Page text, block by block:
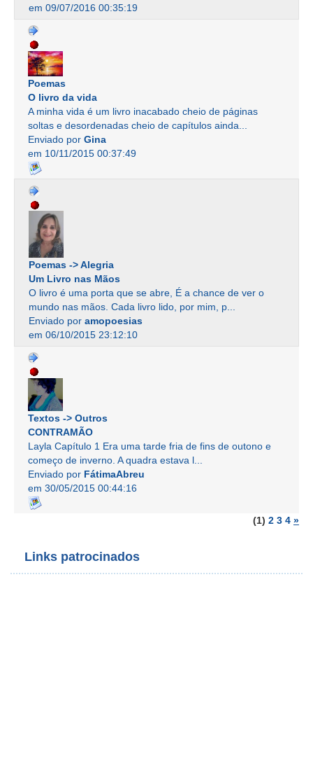
em 09/07/2016 00:35:19
Poemas
O livro da vida
A minha vida é um livro inacabado cheio de páginas
soltas e desordenadas cheio de capítulos ainda...
Enviado por Gina
em 10/11/2015 00:37:49
Poemas -> Alegria
Um Livro nas Mãos
O livro é uma porta que se abre, É a chance de ver o
mundo nas mãos. Cada livro lido, por mim, p...
Enviado por amopoesias
em 06/10/2015 23:12:10
Textos -> Outros
CONTRAMÃO
Layla Capítulo 1 Era uma tarde fria de fins de outono e
começo de inverno. A quadra estava l...
Enviado por FátimaAbreu
em 30/05/2015 00:44:16
(1) 2 3 4 »
Links patrocinados